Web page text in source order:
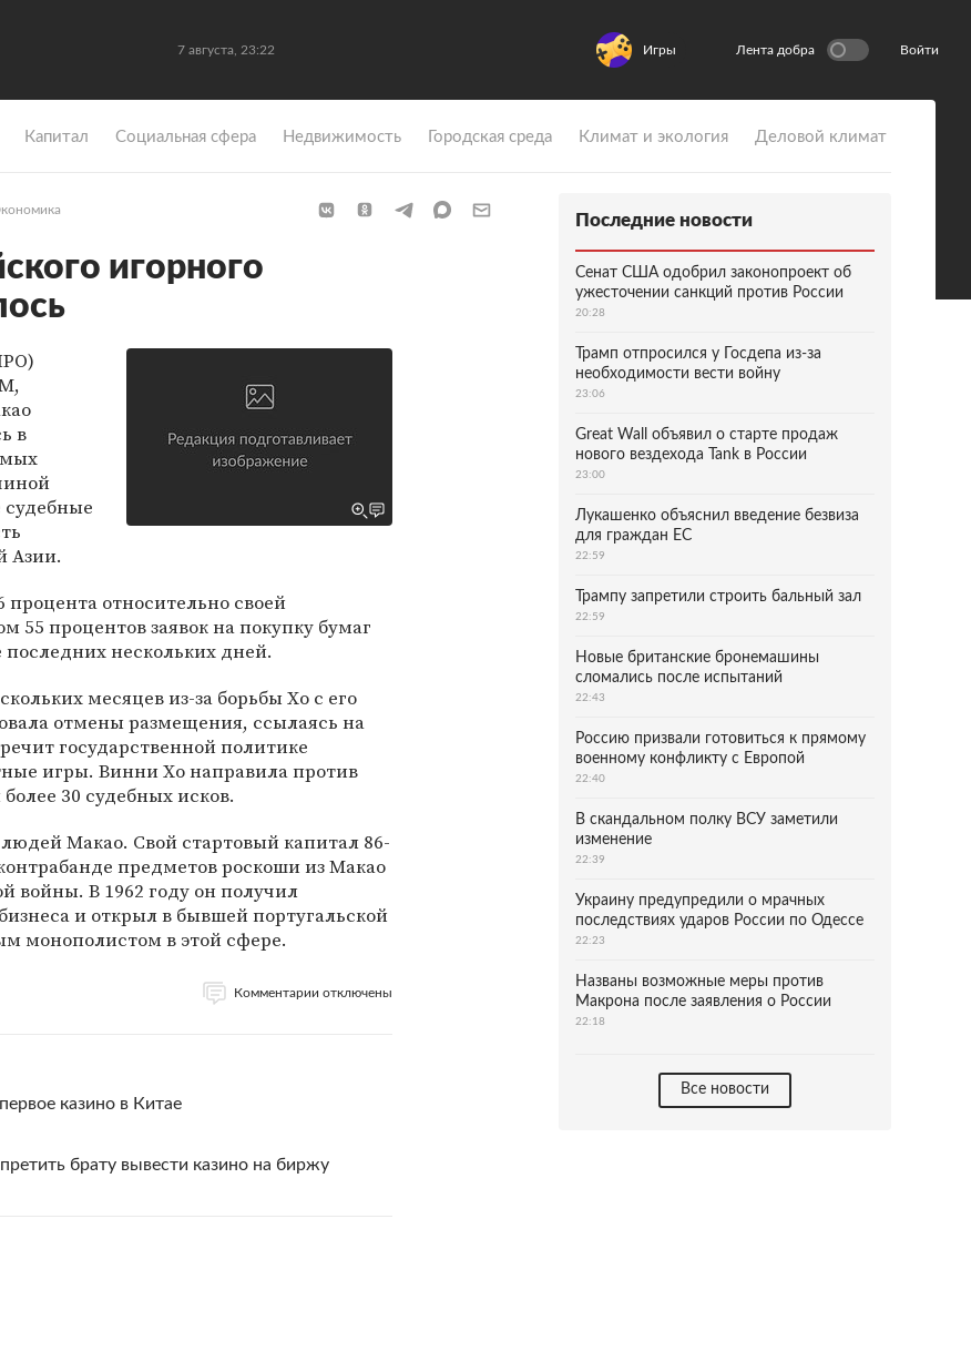
7 августа, 23:22 Игры Лента добра Войти
Капитал Социальная сфера Недвижимость Городская среда Климат и экология Деловой климат
игорного
в
Азии.
процента относительно своей
55 процентов заявок на покупку бумаг
нескольких дней.
месяцев из-за борьбы Хо с его
отмены размещения, ссылаясь на
государственной политике
игры. Винни Хо направила против
30 судебных исков.
Макао. Свой стартовый капитал 86-
предметов роскоши из Макао
войны. В 1962 году он получил
и открыл в бывшей португальской
монополистом в этой сфере.
Комментарии отключены
казино в Китае
брату вывести казино на биржу
Последние новости
Сенат США одобрил законопроект об
ужесточении санкций против России
20:28
Трамп отпросился у Госдепа из-за
необходимости вести войну
23:06
Great Wall объявил о старте продаж
нового вездехода Tank в России
23:00
Лукашенко объяснил введение безвиза
для граждан ЕС
22:59
Трампу запретили строить бальный зал
22:59
Новые британские бронемашины
сломались после испытаний
22:43
Россию призвали готовиться к прямому
военному конфликту с Европой
22:40
В скандальном полку ВСУ заметили
изменение
22:39
Украину предупредили о мрачных
последствиях ударов России по Одессе
22:23
Названы возможные меры против
Макрона после заявления о России
22:18
Все новости